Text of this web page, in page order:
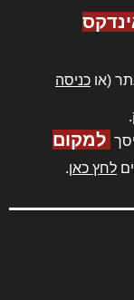
(או כניסה
למקום
לחץ כאן.